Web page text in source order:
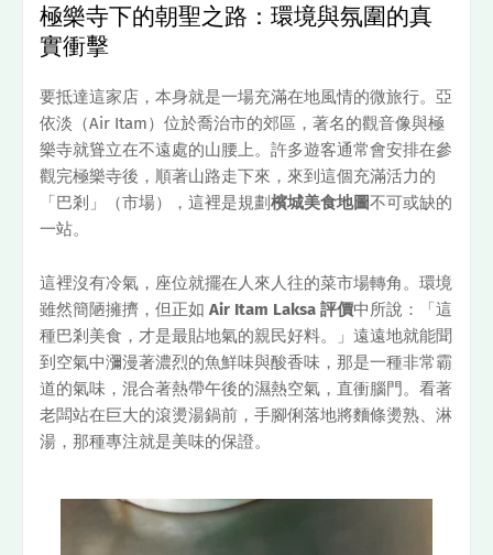
極樂寺下的朝聖之路：環境與氛圍的真
實衝擊
要抵達這家店，本身就是一場充滿在地風情的微旅行。亞
依淡（Air Itam）位於喬治市的郊區，著名的觀音像與極
樂寺就聳立在不遠處的山腰上。許多遊客通常會安排在參
觀完極樂寺後，順著山路走下來，來到這個充滿活力的
「巴剎」（市場），這裡是規劃檳城美食地圖不可或缺的
一站。
這裡沒有冷氣，座位就擺在人來人往的菜市場轉角。環境
雖然簡陋擁擠，但正如 Air Itam Laksa 評價中所說：「這
種巴剎美食，才是最貼地氣的親民好料。」遠遠地就能聞
到空氣中瀰漫著濃烈的魚鮮味與酸香味，那是一種非常霸
道的氣味，混合著熱帶午後的濕熱空氣，直衝腦門。看著
老闆站在巨大的滾燙湯鍋前，手腳俐落地將麵條燙熟、淋
湯，那種專注就是美味的保證。